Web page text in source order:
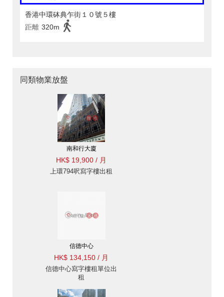
香港中環砵典乍街１０號５樓
距離 320m
同類物業放盤
南和行大廈
HK$ 19,900 / 月
上環794呎寫字樓出租
信德中心
HK$ 134,150 / 月
信德中心寫字樓租單位出
租